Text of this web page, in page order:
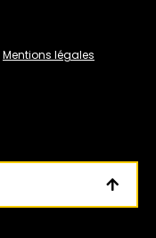
Mentions légales